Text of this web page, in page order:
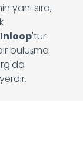
yanı sıra,
Inloop'tur.
buluşma